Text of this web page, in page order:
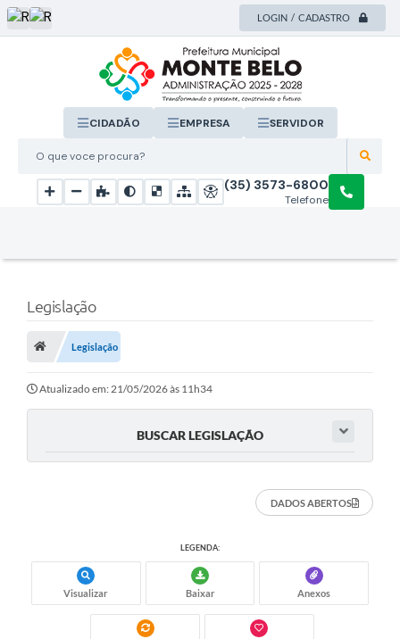
LOGIN / CADASTRO
O que voce procura?
CIDADÃO EMPRESA SERVIDOR
Telefone
(35) 3573-6800
Legislação
Legislação
Atualizado em: 21/05/2026 às 11h34
BUSCAR LEGISLAÇÃO
DADOS ABERTOS
LEGENDA:
Visualizar Baixar Anexos